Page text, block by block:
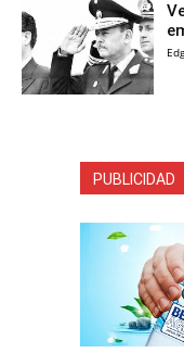
PUBLICIDAD